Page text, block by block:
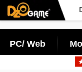
PC/ Web
đưa bom tấn săn